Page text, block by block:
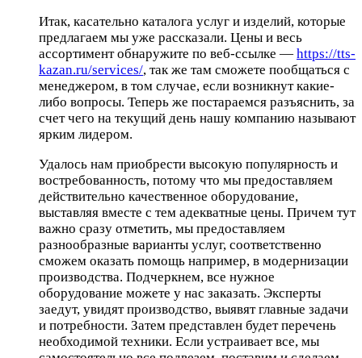
Итак, касательно каталога услуг и изделий, которые
предлагаем мы уже рассказали. Цены и весь
ассортимент обнаружите по веб-ссылке — https://tts-
kazan.ru/services/, так же там сможете пообщаться с
менеджером, в том случае, если возникнут какие-
либо вопросы. Теперь же постараемся разъяснить, за
счет чего на текущий день нашу компанию называют
ярким лидером.
Удалось нам приобрести высокую популярность и
востребованность, потому что мы предоставляем
действительно качественное оборудование,
выставляя вместе с тем адекватные цены. Причем тут
важно сразу отметить, мы предоставляем
разнообразные варианты услуг, соответственно
сможем оказать помощь например, в модернизации
производства. Подчеркнем, все нужное
оборудование можете у нас заказать. Эксперты
заедут, увидят производство, выявят главные задачи
и потребности. Затем представлен будет перечень
необходимой техники. Если устраивает все, мы